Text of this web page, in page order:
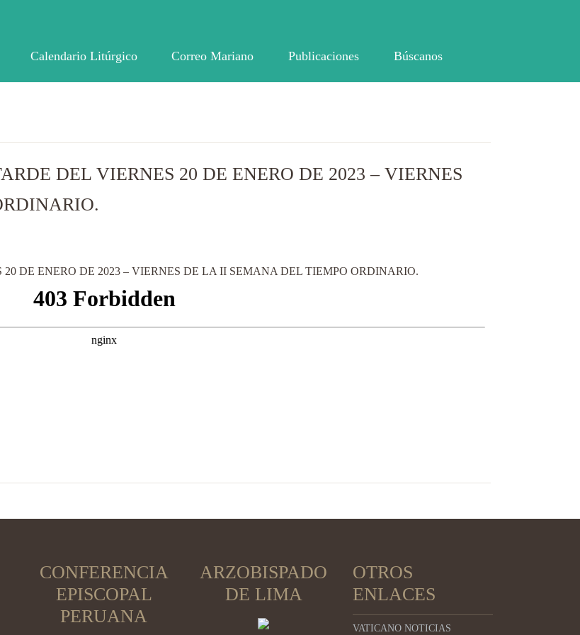
Calendario Litúrgico Correo Mariano Publicaciones Búscanos
DEL VIERNES 20 DE ENERO DE 2023 – VIERNES
DE ENERO DE 2023 – VIERNES DE LA II SEMANA DEL TIEMPO ORDINARIO.
CONFERENCIA
EPISCOPAL
PERUANA
ARZOBISPADO
DE LIMA
OTROS
ENLACES
VATICANO NOTICIAS